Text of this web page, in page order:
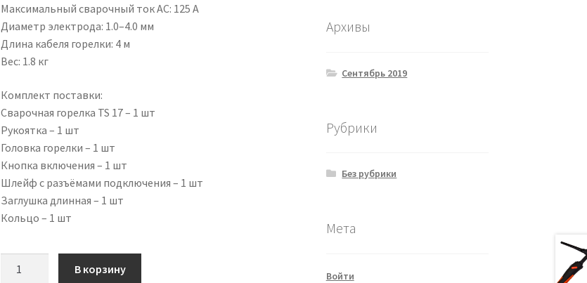
Максимальный сварочный ток AC: 125 А
Диаметр электрода: 1.0–4.0 мм
Длина кабеля горелки: 4 м
Вес: 1.8 кг
Комплект поставки:
Сварочная горелка TS 17 – 1 шт
Рукоятка – 1 шт
Головка горелки – 1 шт
Кнопка включения – 1 шт
Шлейф с разъёмами подключения – 1 шт
Заглушка длинная – 1 шт
Кольцо – 1 шт
В корзину
Архивы
Сентябрь 2019
Рубрики
Без рубрики
Мета
Войти